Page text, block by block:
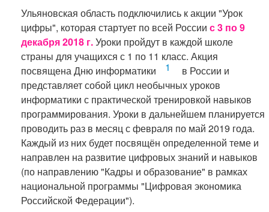
Ульяновская область подключились к акции "Урок
цифры", которая стартует по всей России с 3 по 9
декабря 2018 г.Уроки пройдут в каждой школе
страны для учащихся с 1 по 11 класс. Акция
посвящена Дню информатики
1
в России и
представляет собой цикл необычных уроков
информатики с практической тренировкой навыков
программирования. Уроки в дальнейшем планируется
проводить раз в месяц с февраля по май 2019 года.
Каждый из них будет посвящён определенной теме и
направлен на развитие цифровых знаний и навыков
(по направлению "Кадры и образование" в рамках
национальной программы "Цифровая экономика
Российской Федерации").